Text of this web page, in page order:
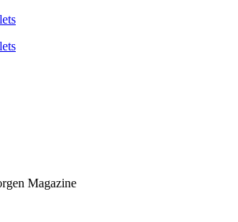
Magazine